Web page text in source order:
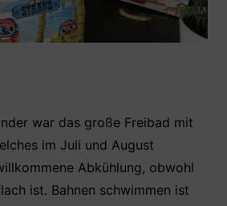
war das große Freibad mit
im Juli und August
Abkühlung, obwohl
ist. Bahnen schwimmen ist